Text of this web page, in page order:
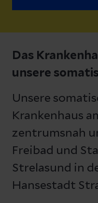
Das
unsere
Unsere
Krankenhaus
zentrumsnah
Freibad und
Strelasund in
Hansestadt